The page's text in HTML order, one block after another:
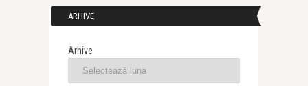
ARHIVE
Arhive